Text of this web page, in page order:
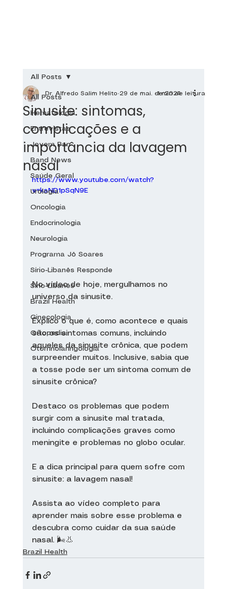
All Posts
Hematologia
Entrevistas
Jovem Pan
Band News
Saúde Geral
Urologia
Oncologia
Endocrinologia
Neurologia
Programa Jô Soares
Sírio-Libanês Responde
Sírio-Libanês
Brazil Health
Ginecologia
Ortopedia
Otorrinolaringologia
All Posts
Sinusite: sintomas,
complicações e a
importância da lavagem
nasal
Dr. Alfredo Salim Helito 29 de mai. de 20241 min de leitura
https://www.youtube.com/watch?
v=kaND1pSqN9E
No vídeo de hoje, mergulhamos no
universo da sinusite.
Explico o que é, como acontece e quais
são os sintomas comuns, incluindo
aqueles da sinusite crônica, que podem
surpreender muitos. Inclusive, sabia que
a tosse pode ser um sintoma comum de
sinusite crônica?
Destaco os problemas que podem
surgir com a sinusite mal tratada,
incluindo complicações graves como
meningite e problemas no globo ocular.
E a dica principal para quem sofre com
sinusite: a lavagem nasal!
Assista ao vídeo completo para
aprender mais sobre esse problema e
descubra como cuidar da sua saúde
nasal. 🌬️👃
Brazil Health